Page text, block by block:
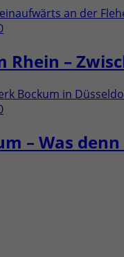
Rhein –
– Was